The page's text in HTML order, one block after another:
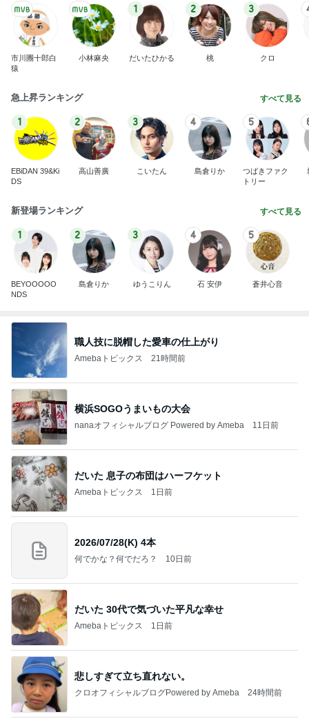
市川團十郎白
猿
小林麻央
1
だいたひかる
2
桃
3
クロ
急上昇ランキング すべて見る
1
EBiDAN 39&Ki
DS
2
高山善廣
3
こいたん
4
島倉りか
5
つばきファク
トリー
新登場ランキング すべて見る
1
BEYOOOOO
NDS
2
島倉りか
3
ゆうこりん
4
石 安伊
5
蒼井心音
職人技に脱帽した愛車の仕上がり
Amebaトピックス 21時間前
横浜SOGOうまいもの大会
nanaオフィシャルブログ Powered by Ameba 11日前
だいた 息子の布団はハーフケット
Amebaトピックス 1日前
2026/07/28(K) 4本
何でかな？何でだろ？ 10日前
だいた 30代で気づいた平凡な幸せ
Amebaトピックス 1日前
悲しすぎて立ち直れない。
クロオフィシャルブログPowered by Ameba 24時間前